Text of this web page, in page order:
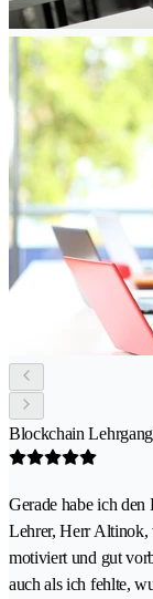
Blockchain
Gerade habe ich
Lehrer, Herr Altinok,
motiviert und gut
auch als ich fehlte,